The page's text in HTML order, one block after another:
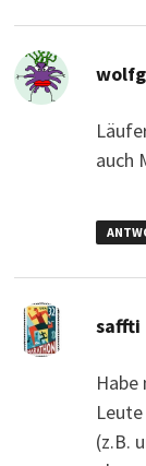
auch
saffti
Habe
(z.B.